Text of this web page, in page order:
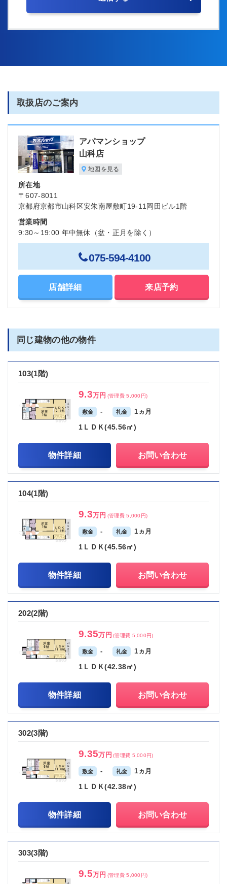
取扱店のご案内
アパマンショップ
山科店
地図を見る
所在地
〒607-8011
京都府京都市山科区安朱南屋敷町19-11岡田ビル1階
営業時間
9:30～19:00 年中無休（盆・正月を除く）
075-594-4100
店舗詳細 来店予約
同じ建物の他の物件
103(1階)
9.3万円 (管理費 5,000円)
敷金 - 礼金 1ヵ月
1ＬＤＫ(45.56㎡)
物件詳細 お問い合わせ
104(1階)
9.3万円 (管理費 5,000円)
敷金 - 礼金 1ヵ月
1ＬＤＫ(45.56㎡)
物件詳細 お問い合わせ
202(2階)
9.35万円 (管理費 5,000円)
敷金 - 礼金 1ヵ月
1ＬＤＫ(42.38㎡)
物件詳細 お問い合わせ
302(3階)
9.35万円 (管理費 5,000円)
敷金 - 礼金 1ヵ月
1ＬＤＫ(42.38㎡)
物件詳細 お問い合わせ
303(3階)
9.5万円 (管理費 5,000円)